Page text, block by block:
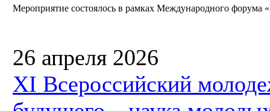
Мероприятие состоялось в рамках Международного форума
26 апреля 2026
XI Всероссийский